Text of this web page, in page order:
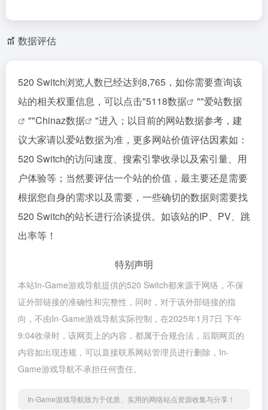
数据评估
520 Switch浏览人数已经达到8,765，如你需要查询该
站的相关权重信息，可以点击"5118数据 ""爱站数据
""Chinaz数据
"进入；以目前的网站数据参考，建
议大家请以爱站数据为准，更多网站价值评估因素如：
520 Switch的访问速度、搜索引擎收录以及索引量、用
户体验等；当然要评估一个站的价值，最主要还是需要
根据您自身的需求以及需要，一些确切的数据则需要找
520 Switch的站长进行洽谈提供。如该站的IP、PV、跳
出率等！
特别声明
本站In-Game游戏导航提供的520 Switch都来源于网络，不保
证外部链接的准确性和完整性，同时，对于该外部链接的指
向，不由In-Game游戏导航实际控制，在2025年1月7日 下午
9:04收录时，该网页上的内容，都属于合规合法，后期网页的
内容如出现违规，可以直接联系网站管理员进行删除，In-
Game游戏导航不承担任何责任。
In-Game游戏导航致力于优质、实用的网络站点资源收集与分享！